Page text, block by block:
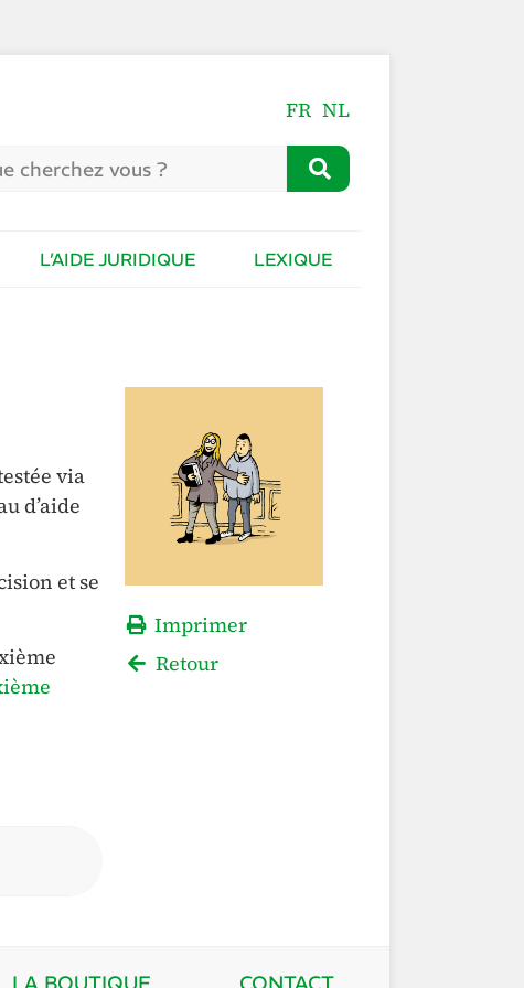
FR NL
L’AIDE JURIDIQUE LEXIQUE
via
d’aide
et se
Imprimer
Retour